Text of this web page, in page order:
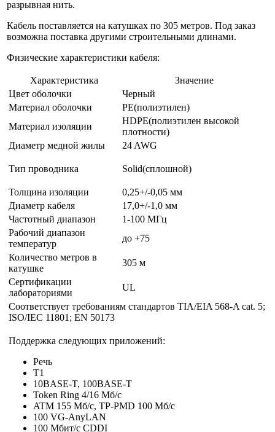
разрывная нить.
Кабель поставляется на катушках по 305 метров. Под заказ
возможна поставка другими строительными длинами.
Физические характеристики кабеля:
Характеристика
Значение
Цвет оболочки
Черный
Материал оболочки
PE(полиэтилен)
Материал изоляции
HDPE(полиэтилен высокой
плотности)
Диаметр медной жилы
24 AWG
Тип проводника Solid(сплошной)
Толщина изоляции
0,25+/-0,05 мм
Диаметр кабеля
17,0+/-1,0 мм
Частотный диапазон
1-100 МГц
Рабочий диапазон
температур
до +75
Количество метров в
катушке
305 м
Сертификации
лабораториями
UL
Соответствует требованиям стандартов TIA/EIA 568-A cat. 5;
ISO/IEC 11801; EN 50173
Поддержка следующих приложений:
Речь
Т1
10BASE-T, 100BASE-T
Token Ring 4/16 Мб/с
ATM 155 Мб/c, TP-PMD 100 Мб/с
100 VG-AnyLAN
100 Мбит/с CDDI